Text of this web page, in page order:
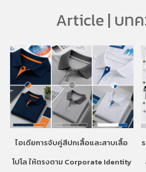
Article | บท
ไอเดียการจับคู่สีปกเสื้อและสาบเสื้อ
โปโล ให้ตรงตาม Corporate Identity